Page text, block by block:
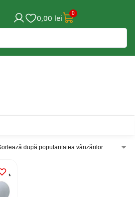
0,00 lei 0